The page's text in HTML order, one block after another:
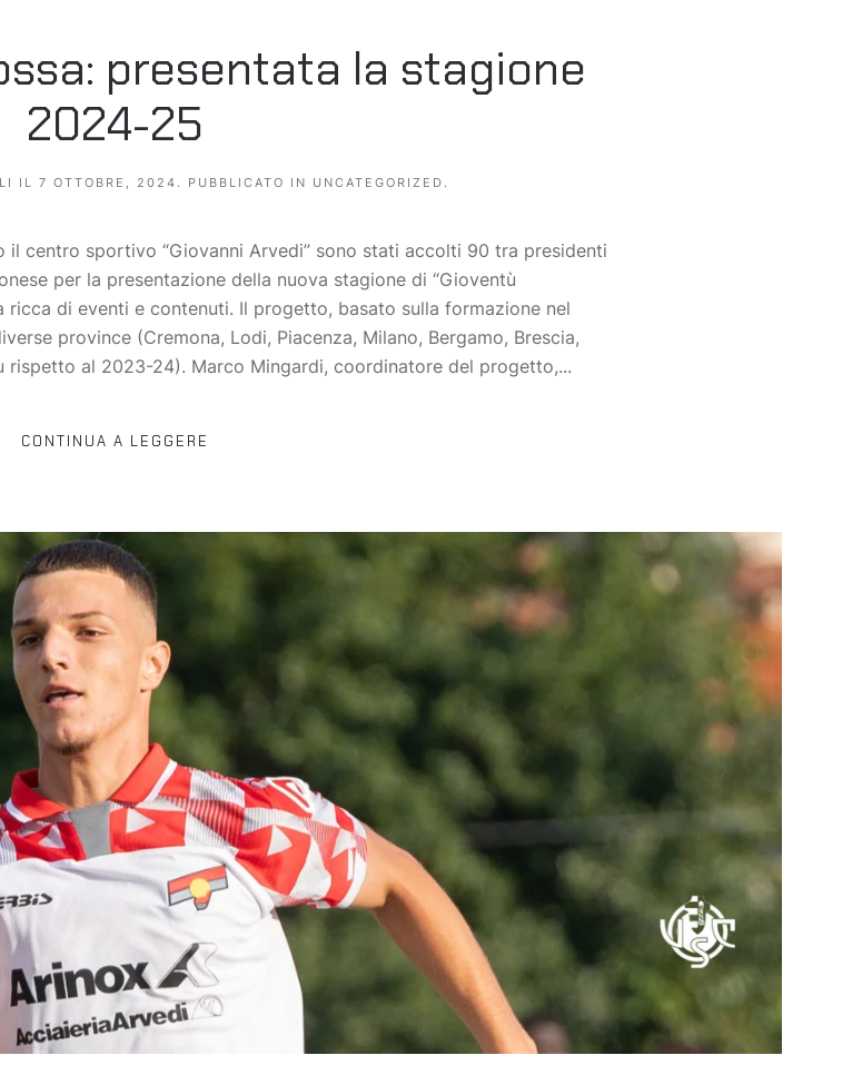
presentata la stagione
2024-25
IL 7 OTTOBRE, 2024 . PUBBLICATO IN UNCATEGORIZED .
centro sportivo “Giovanni Arvedi” sono stati accolti 90 tra presidenti
per la presentazione della nuova stagione di “Gioventù
ricca di eventi e contenuti. Il progetto, basato sulla formazione nel
province (Cremona, Lodi, Piacenza, Milano, Bergamo, Brescia,
rispetto al 2023-24). Marco Mingardi, coordinatore del progetto,...
CONTINUA A LEGGERE